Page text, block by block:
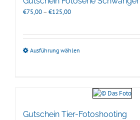
€75,00– €125,00Preisspanne:
€125,00
Ausführung wählen
Gutschein Tier-Fotoshooting